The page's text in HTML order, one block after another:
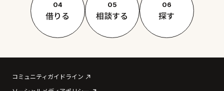
04
借りる
05
相談する
06
探す
コミュニティガイドライン